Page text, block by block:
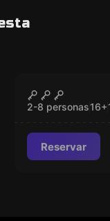
Concurs de
Disfresses
2-8 personas16+
Reservar